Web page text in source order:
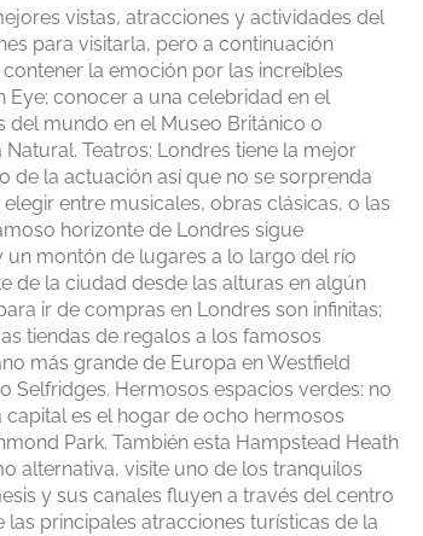
vistas, atracciones y actividades del
para visitarla, pero a continuación
la emoción por las increíbles
conocer a una celebridad en el
del mundo en el Museo Británico o
Teatros: Londres tiene la mejor
de la actuación así que no se sorprenda
entre musicales, obras clásicas, o las
horizonte de Londres sigue
un montón de lugares a lo largo del río
de la ciudad desde las alturas en algún
ir de compras en Londres son infinitas;
tiendas de regalos a los famosos
más grande de Europa en Westfield
Selfridges. Hermosos espacios verdes: no
es el hogar de ocho hermosos
Park. También esta Hampstead Heath
alternativa, visite uno de los tranquilos
y sus canales fluyen a través del centro
principales atracciones turísticas de la